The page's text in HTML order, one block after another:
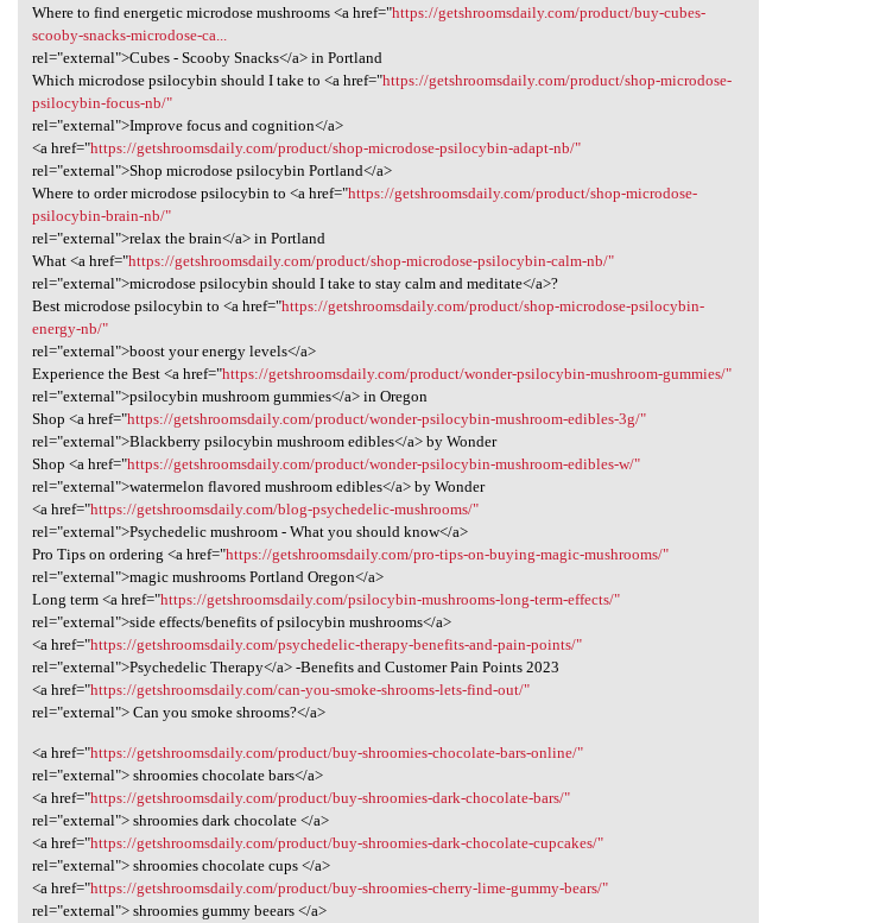
Where to find energetic microdose mushrooms <a href="https://getshroomsdaily.com/product/buy-cubes-
scooby-snacks-microdose-ca...
rel="external">Cubes - Scooby Snacks</a> in Portland
Which microdose psilocybin should I take to <a href="https://getshroomsdaily.com/product/shop-microdose-
psilocybin-focus-nb/"
rel="external">Improve focus and cognition</a>
<a href="https://getshroomsdaily.com/product/shop-microdose-psilocybin-adapt-nb/"
rel="external">Shop microdose psilocybin Portland</a>
Where to order microdose psilocybin to <a href="https://getshroomsdaily.com/product/shop-microdose-
psilocybin-brain-nb/"
rel="external">relax the brain</a> in Portland
What <a href="https://getshroomsdaily.com/product/shop-microdose-psilocybin-calm-nb/"
rel="external">microdose psilocybin should I take to stay calm and meditate</a>?
Best microdose psilocybin to <a href="https://getshroomsdaily.com/product/shop-microdose-psilocybin-
energy-nb/"
rel="external">boost your energy levels</a>
Experience the Best <a href="https://getshroomsdaily.com/product/wonder-psilocybin-mushroom-gummies/"
rel="external">psilocybin mushroom gummies</a> in Oregon
Shop <a href="https://getshroomsdaily.com/product/wonder-psilocybin-mushroom-edibles-3g/"
rel="external">Blackberry psilocybin mushroom edibles</a> by Wonder
Shop <a href="https://getshroomsdaily.com/product/wonder-psilocybin-mushroom-edibles-w/"
rel="external">watermelon flavored mushroom edibles</a> by Wonder
<a href="https://getshroomsdaily.com/blog-psychedelic-mushrooms/"
rel="external">Psychedelic mushroom - What you should know</a>
Pro Tips on ordering <a href="https://getshroomsdaily.com/pro-tips-on-buying-magic-mushrooms/"
rel="external">magic mushrooms Portland Oregon</a>
Long term <a href="https://getshroomsdaily.com/psilocybin-mushrooms-long-term-effects/"
rel="external">side effects/benefits of psilocybin mushrooms</a>
<a href="https://getshroomsdaily.com/psychedelic-therapy-benefits-and-pain-points/"
rel="external">Psychedelic Therapy</a> -Benefits and Customer Pain Points 2023
<a href="https://getshroomsdaily.com/can-you-smoke-shrooms-lets-find-out/"
rel="external"> Can you smoke shrooms?</a>
<a href="https://getshroomsdaily.com/product/buy-shroomies-chocolate-bars-online/"
rel="external"> shroomies chocolate bars</a>
<a href="https://getshroomsdaily.com/product/buy-shroomies-dark-chocolate-bars/"
rel="external"> shroomies dark chocolate </a>
<a href="https://getshroomsdaily.com/product/buy-shroomies-dark-chocolate-cupcakes/"
rel="external"> shroomies chocolate cups </a>
<a href="https://getshroomsdaily.com/product/buy-shroomies-cherry-lime-gummy-bears/"
rel="external"> shroomies gummy beears </a>